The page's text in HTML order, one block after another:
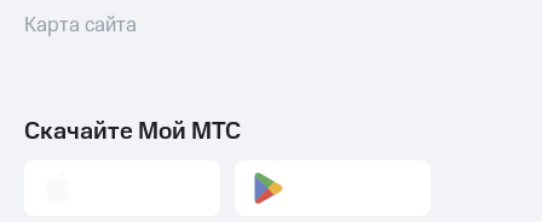
Карта сайта
Скачайте Мой МТС